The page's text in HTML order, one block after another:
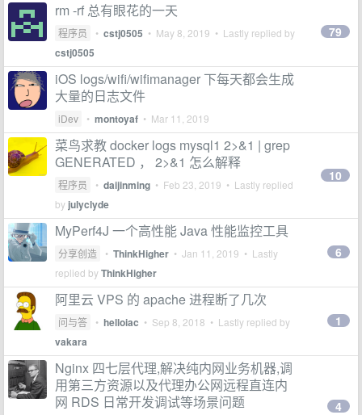
rm -rf 总有眼花的一天
程序员 • cstj0505 • May 8, 2019 • Lastly replied by
cstj0505
79
iOS logs/wifi/wifimanager 下每天都会生成
大量的日志文件
iDev • montoyaf • Mar 11, 2019
菜鸟求教 docker logs mysql1 2>&1 | grep
GENERATED ， 2>&1 怎么解释
程序员 • daijinming • Feb 23, 2019 • Lastly replied
by julyclyde
10
MyPerf4J 一个高性能 Java 性能监控工具
分享创造 • ThinkHigher • Jan 11, 2019 • Lastly
replied byThinkHigher
6
阿里云 VPS 的 apache 进程断了几次
问与答 • helloiac • Sep 8, 2018 • Lastly replied by
vakara
1
Nginx 四七层代理,解决纯内网业务机器,调
用第三方资源以及代理办公网远程直连内
网 RDS 日常开发调试等场景问题
4